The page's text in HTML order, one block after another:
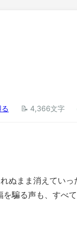
📝 4,366文字
ぬまま消えて
騙る声も、すべ